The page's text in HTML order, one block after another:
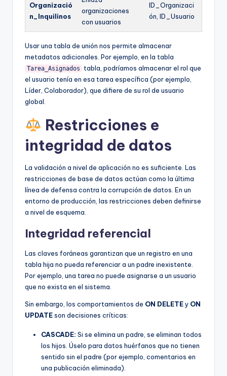
Organizació
n_Inquilinos
organizaciones
con usuarios
ID_Organizaci
ón, ID_Usuario
Usar una tabla de unión nos permite almacenar
metadatos adicionales. Por ejemplo, en la tabla
Tarea_Asignados
tabla, podríamos almacenar el rol que
el usuario tenía en esa tarea específica (por ejemplo,
Líder, Colaborador), que difiere de su rol de usuario
global.
Restricciones e
integridad de datos
La validación a nivel de aplicación no es suficiente. Las
restricciones de base de datos actúan como la última
línea de defensa contra la corrupción de datos. En un
entorno de producción, las restricciones deben definirse
a nivel de esquema.
Integridad referencial
Las claves foráneas garantizan que un registro en una
tabla hija no pueda referenciar a un padre inexistente.
Por ejemplo, una tarea no puede asignarse a un usuario
que no exista en el sistema.
Sin embargo, los comportamientos de ON DELETEy ON
UPDATEson decisiones críticas:
CASCADE: Si se elimina un padre, se eliminan todos
los hijos. Úselo para datos huérfanos que no tienen
sentido sin el padre (por ejemplo, comentarios en
una publicación eliminada).